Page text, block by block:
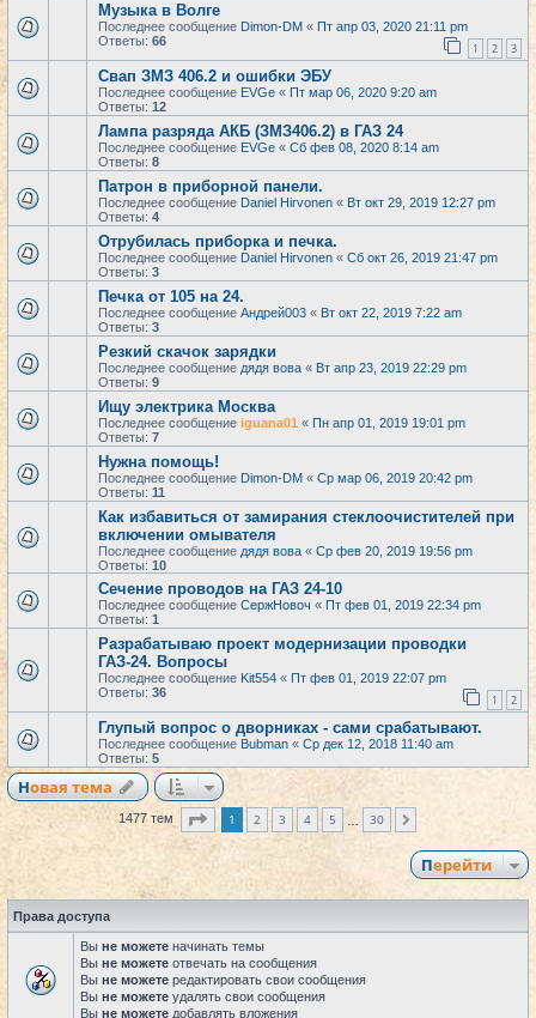
Музыка в Волге
Последнее сообщение Dimon-DM « Пт апр 03, 2020 21:11 pm
Ответы: 66 1 2 3
Свап ЗМЗ 406.2 и ошибки ЭБУ
Последнее сообщение EVGe « Пт мар 06, 2020 9:20 am
Ответы: 12
Лампа разряда АКБ (ЗМЗ406.2) в ГАЗ 24
Последнее сообщение EVGe « Сб фев 08, 2020 8:14 am
Ответы: 8
Патрон в приборной панели.
Последнее сообщение Daniel Hirvonen « Вт окт 29, 2019 12:27 pm
Ответы: 4
Отрубилась приборка и печка.
Последнее сообщение Daniel Hirvonen « Сб окт 26, 2019 21:47 pm
Ответы: 3
Печка от 105 на 24.
Последнее сообщение Андрей003 « Вт окт 22, 2019 7:22 am
Ответы: 3
Резкий скачок зарядки
Последнее сообщение дядя вова « Вт апр 23, 2019 22:29 pm
Ответы: 9
Ищу электрика Москва
Последнее сообщение iguana01 « Пн апр 01, 2019 19:01 pm
Ответы: 7
Нужна помощь!
Последнее сообщение Dimon-DM « Ср мар 06, 2019 20:42 pm
Ответы: 11
Как избавиться от замирания стеклоочистителей при
включении омывателя
Последнее сообщение дядя вова « Ср фев 20, 2019 19:56 pm
Ответы: 10
Сечение проводов на ГАЗ 24-10
Последнее сообщение СержНовоч « Пт фев 01, 2019 22:34 pm
Ответы: 1
Разрабатываю проект модернизации проводки
ГАЗ-24. Вопросы
Последнее сообщение Kit554 « Пт фев 01, 2019 22:07 pm
Ответы: 36 1 2
Глупый вопрос о дворниках - сами срабатывают.
Последнее сообщение Bubman « Ср дек 12, 2018 11:40 am
Ответы: 5
Новая тема
1477 тем Страница из
1 2 3 4 5 30
Перейти
Права доступа
Вы не можете начинать темы
Вы не можете отвечать на сообщения
Вы не можете редактировать свои сообщения
Вы не можете удалять свои сообщения
Вы не можете добавлять вложения